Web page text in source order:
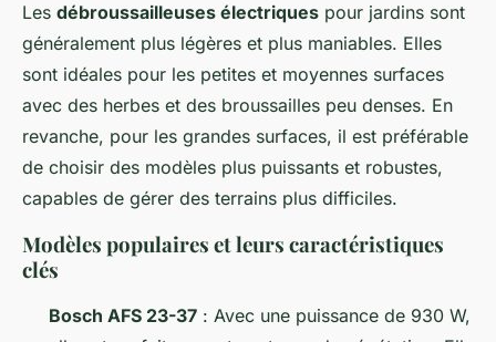
Les débroussailleuses électriques pour jardins sont
généralement plus légères et plus maniables. Elles
sont idéales pour les petites et moyennes surfaces
avec des herbes et des broussailles peu denses. En
revanche, pour les grandes surfaces, il est préférable
de choisir des modèles plus puissants et robustes,
capables de gérer des terrains plus difficiles.
Modèles populaires et leurs caractéristiques
clés
Bosch AFS 23-37 : Avec une puissance de 930 W,